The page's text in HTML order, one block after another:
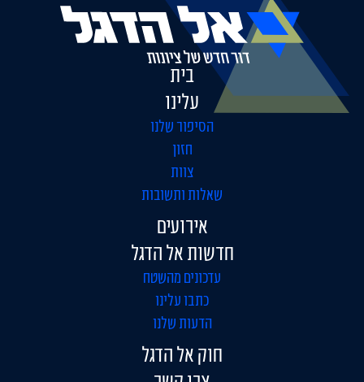
בית
עלינו
הסיפור שלנו
חזון
צוות
שאלות ותשובות
אירועים
חדשות אל הדגל
עדכונים מהשטח
כתבו עלינו
הדעות שלנו
חוק אל הדגל